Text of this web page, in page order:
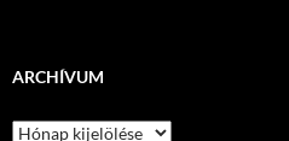
ARCHÍVUM
Archívum